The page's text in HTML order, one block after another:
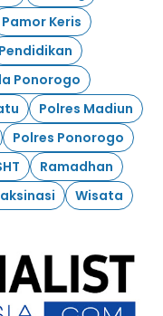
Pamor Keris
Pendidikan
Ponorogo
Polres Madiun
Polres Ponorogo
Ramadhan
Wisata